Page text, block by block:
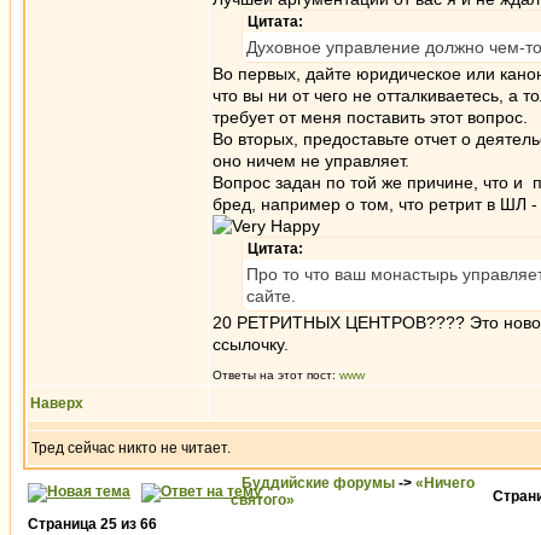
Цитата:
Духовное управление должно чем-
Во первых, дайте юридическое или
что вы ни от чего не отталкиваетесь, а
требует от меня поставить этот вопрос.
Во вторых, предоставьте отчет о
оно ничем не управляет.
Вопрос задан по той же причине, что и
бред, например о том, что ретрит в ШЛ
Цитата:
Про то что ваш монастырь
сайте.
20 РЕТРИТНЫХ ЦЕНТРОВ???? Это
ссылочку.
Ответы на этот пост: www
Наверх
Тред сейчас никто не читает.
Буддийские форумы -> «Ничего
святого»
Страница 25 из 66